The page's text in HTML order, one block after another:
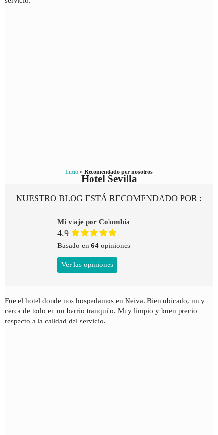
Inicio » Recomendado por nosotros
Hotel Sevilla
NUESTRO BLOG ESTÁ RECOMENDADO POR :
Mi viaje por Colombia
4.9
Basado en 64 opiniones
Ver las opiniones
Fue el hotel donde nos hospedamos en Neiva. Bien ubicado, muy
cerca de todo en un barrio tranquilo. Muy limpio y buen precio
respecto a la calidad del servicio.